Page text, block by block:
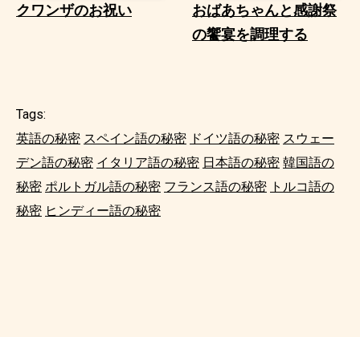
クワンザのお祝い
おばあちゃんと感謝祭
の饗宴を調理する
Tags:
英語の秘密 スペイン語の秘密 ドイツ語の秘密 スウェー
デン語の秘密 イタリア語の秘密 日本語の秘密 韓国語の
秘密 ポルトガル語の秘密 フランス語の秘密 トルコ語の
秘密 ヒンディー語の秘密